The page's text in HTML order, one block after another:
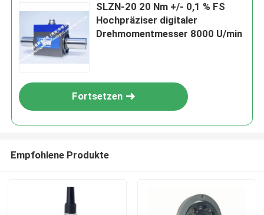
SLZN-20 20 Nm +/- 0,1 % FS
Hochpräziser digitaler
Drehmomentmesser 8000 U/min
Fortsetzen
Empfohlene Produkte